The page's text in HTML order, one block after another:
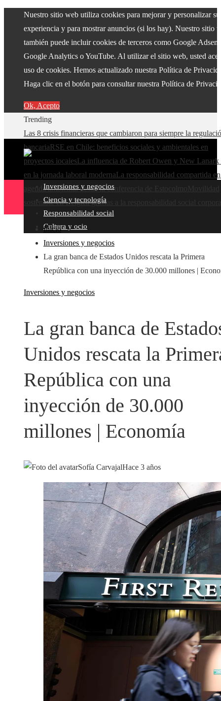
Nuestro sitio web utiliza cookies para mejorar y personalizar su
experiencia y para mostrar anuncios (si los hay). Nuestro sitio
también puede incluir cookies de terceros como Google
Google Analytics o YouTube. Al utilizar el sitio web, usted
uso de cookies. Hemos actualizado nuestra Política de
Haga clic en el botón para consultar nuestra Política de
Ok, Acepto
Trending
Las 8 crisis financieras que cambiaron para siempre la
bancariaRSE en Chile: beneficios sociales y ambientales en
proyectos localesLa influencia de Robert Owen y New
en la jornada laboral modernaLa responsabilidad compartida
agenda ambiental desde la conferencia de Estocolmo
sostenible en Bélgica gracias a la responsabilidad social
Inversiones y negocios
Ciencia y tecnología
Responsabilidad social
Cultura y ocio
Inicio
Inversiones y negocios
La gran banca de Estados Unidos rescata la Primera
República con una inyección de 30.000 millones |
Inversiones y negocios
La gran banca de
Unidos rescata la
República con una
inyección de 30.000
millones | Economía
Sofía CarvajalHace 3 años